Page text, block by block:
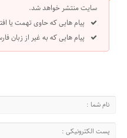
سایت منتشر خواهد شد.
پیام هایی که حاوی تهمت یا
پیام هایی که به غیر از زبان